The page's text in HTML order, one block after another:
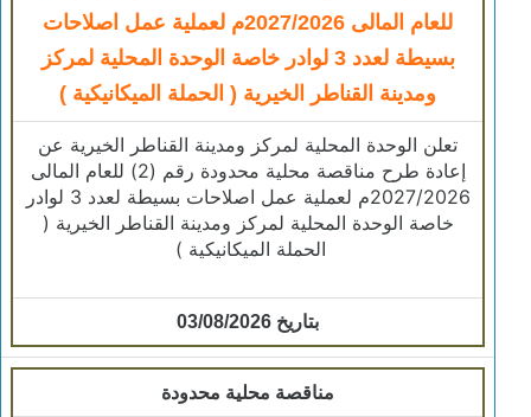
للعام المالى 2027/2026م لعملية عمل اصلاحات
بسيطة لعدد 3 لوادر خاصة الوحدة المحلية لمركز
ومدينة القناطر الخيرية ( الحملة الميكانيكية )
​تعلن الوحدة المحلية لمركز ومدينة القناطر الخيرية عن
إعادة طرح مناقصة محلية محدودة رقم (2) للعام المالى
2027/2026م لعملية عمل اصلاحات بسيطة لعدد 3 لوادر
خاصة الوحدة المحلية لمركز ومدينة القناطر الخيرية (
الحملة الميكانيكية )
بتاريخ 03/08/2026
مناقصة محلية محدودة